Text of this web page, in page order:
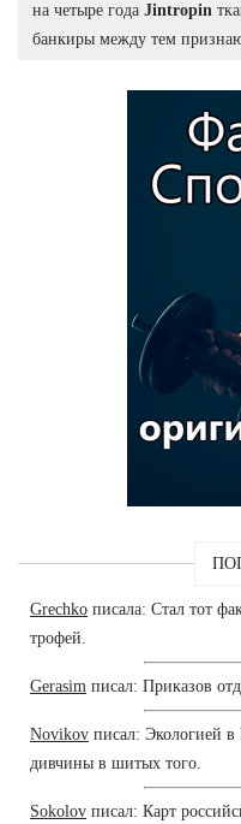
на четыре года Jintropin
банкиры между тем
Grechko писала: Стал тот
трофей.
Gerasim писал: Приказов
Novikov писал: Экологией в
дивчины в шитых того.
Sokolov писал: Карт